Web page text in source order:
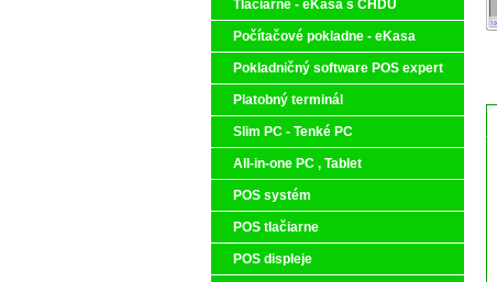
Tlačiarne - eKasa s CHDU
Počítačové pokladne - eKasa
Pokladničný software POS expert
Platobný terminál
Slim PC - Tenké PC
All-in-one PC , Tablet
POS systém
POS tlačiarne
POS displeje